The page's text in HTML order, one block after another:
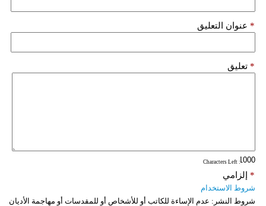
عنوان التعليق *
تعليق *
: Characters Left
إلزامي *
شروط الاستخدام
شروط النشر: عدم الإساءة للكاتب أو للأشخاص أو للمقدسات أو مهاجمة الأديان